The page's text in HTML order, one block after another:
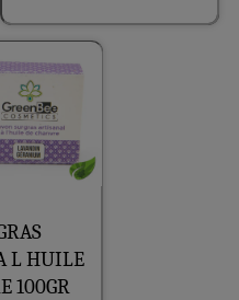
L HUILE
100GR